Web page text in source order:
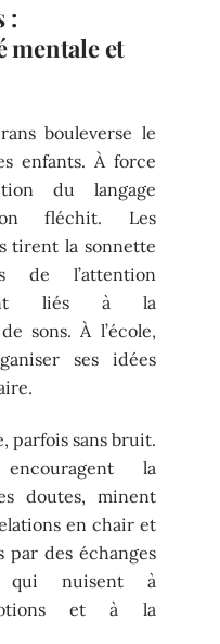
:
mentale et
bouleverse le
enfants. À force
du langage
fléchit. Les
tirent la sonnette
de l’attention
liés à la
sons. À l’école,
ses idées
parfois sans bruit.
la
doutes, minent
en chair et
par des échanges
qui nuisent à
et à la